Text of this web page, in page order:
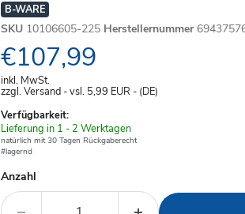
B-WARE
SKU 10106605-225 Herstellernummer
Aktueller Preis
€107,99
inkl. MwSt.
zzgl. Versand - vsl. 5,99 EUR - (DE)
Verfügbarkeit:
Verfügbar
-
Lieferung in 1 - 2 Werktagen
natürlich mit 30 Tagen Rückgaberecht
#lagernd
Anzahl